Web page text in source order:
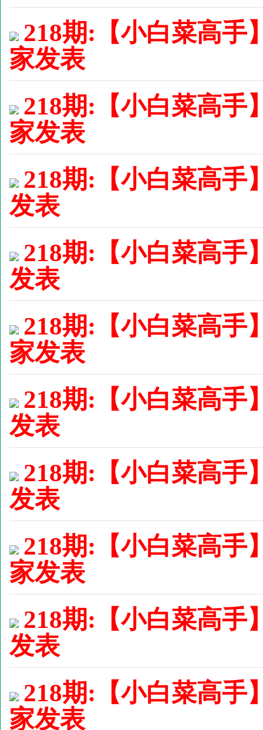
218期:【小白菜高
家发表
218期:【小白菜高手
家发表
218期:【小白菜高手
发表
218期:【小白菜高手
发表
218期:【小白菜高手
家发表
218期:【小白菜高手
发表
218期:【小白菜高手
发表
218期:【小白菜高
家发表
218期:【小白菜高手
发表
218期:【小白菜高手
家发表